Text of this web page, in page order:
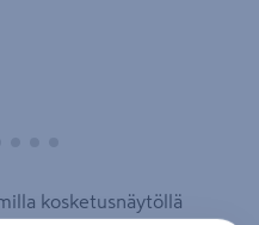
kosketusnäytöllä